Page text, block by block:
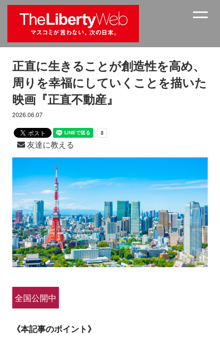
正直に生きることが創造性を高め、
周りを幸福にしていくことを描いた
映画『正直不動産』
2026.06.07
友達に教える
全国公開中
《本記事のポイント》